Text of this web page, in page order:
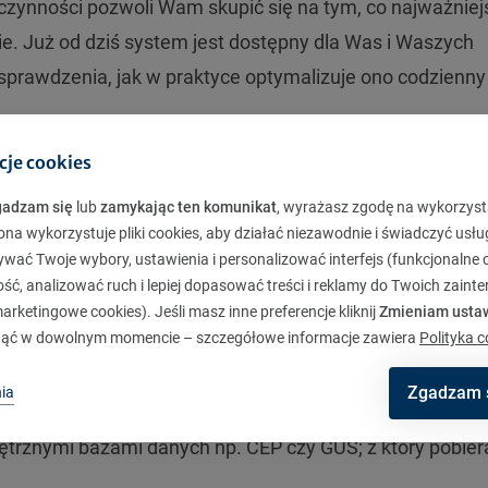
pozwoli Wam skupić się na tym, co
Już od dziś system jest dostępny dla Was i Waszych
jak w praktyce optymalizuje ono codzienny
agentami i brokerami. Rola pośrednika przesuwa
co wymaga nowoczesnych narzędzi
w pracy brokera, liczy się każda minuta, a
Głównym celem nowego narzędzia jest
polisy. To korzyść w Twojej codziennej pracy:
interfejs pozwalający wygenerować dokumenty
tj.: polisę pojedynczą czy wielopojazdową,
bazami danych np. CEP czy GUS; z który
cookies
się lubzamykając ten komunikat, wyrażasz zgodę na
wykorzystuje pliki cookies, aby działać niezawodnie i świadczyć
Twoje wybory, ustawienia i personalizować interfejs (funkcjonalne
analizować ruch i lepiej dopasować treści i reklamy do Twoich
cookies). Jeśli masz inne preferencje kliknijZmieniam
w dowolnym momencie – szczegółowe informacje zawiera Polityka
Zgadzam